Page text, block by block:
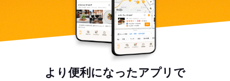
より便利になったアプリで